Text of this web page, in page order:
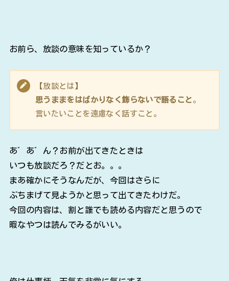
お前ら、放談の意味を知っているか？
【放談とは】
思うままをはばかりなく飾らないで語ること 。
言いたいことを遠慮なく話すこと。
あ゛あ゛ん？お前が出てきたときは
いつも放談だろ？だとお。。。
まあ確かにそうなんだが、今回はさらに
ぶちまげて見ようかと思って出てきたわけだ。
今回の内容は、割と誰でも読める内容だと思うので
暇なやつは読んでみるがいい。